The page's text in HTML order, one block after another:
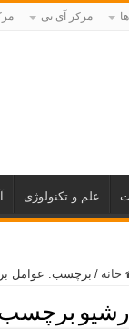
مرکز آی تی
علم و تکنولوژی
خانه / برچسب: عوامل
برچسب